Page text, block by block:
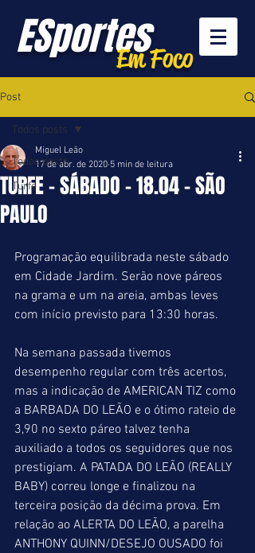
ESportesEm Foco
Post
Todos posts
Turfe
Todos posts
TURFE - SÁBADO - 18.04 - SÃO
PAULO
Miguel Leão
17 de abr. de 2020 5 min de leitura
Programação equilibrada neste sábado
em Cidade Jardim. Serão nove páreos
na grama e um na areia, ambas leves
com início previsto para 13:30 horas.
Na semana passada tivemos
desempenho regular com três acertos,
mas a indicação de AMERICAN TIZ como
a BARBADA DO LEÃO e o ótimo rateio de
3,90 no sexto páreo talvez tenha
auxiliado a todos os seguidores que nos
prestigiam. A PATADA DO LEÃO (REALLY
BABY) correu longe e finalizou na
terceira posição da décima prova. Em
relação ao ALERTA DO LEÃO, a parelha
ANTHONY QUINN/DESEJO OUSADO foi